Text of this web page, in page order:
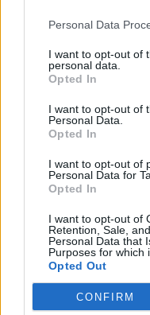
Personal Data
I want to opt-out of
personal data.
Opted In
I want to opt-out of
Personal Data.
Opted In
I want to opt-out of
Personal Data for
Opted In
I want to opt-out of
Retention, Sale,
Personal Data that
Purposes for which
Opted Out
CONFIRM
Διοικητής της ΕΥΠ
και των
Αξίζει να
υποχρεωτική, θα
μειοψηφίας να
πρέπει να
Επιτροπής.